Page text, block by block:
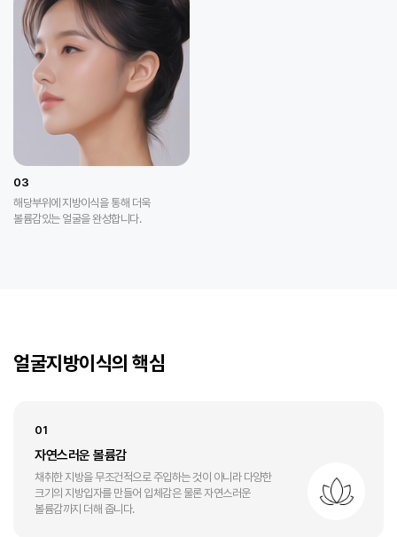
03
해당부위에 지방이식을 통해 더욱
볼륨감있는 얼굴을 완성합니다.
얼굴지방이식의 핵심
01
자연스러운 볼륨감
채취한 지방을 무조건적으로 주입하는 것이 아니라 다양한
크기의 지방입자를 만들어 입체감은 물론 자연스러운
볼륨감까지 더해 줍니다.